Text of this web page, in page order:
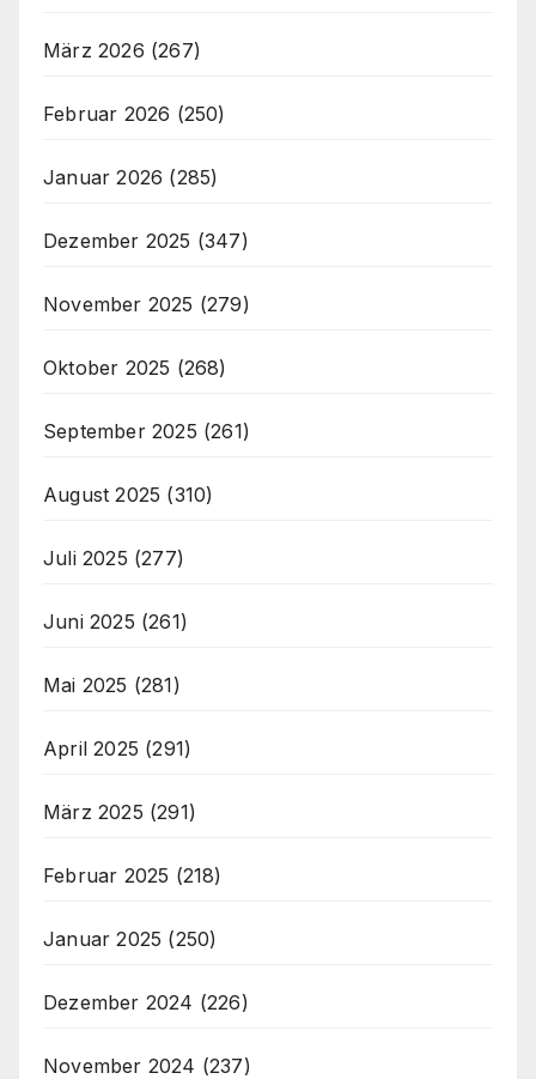
März 2026 (267)
Februar 2026 (250)
Januar 2026 (285)
Dezember 2025 (347)
November 2025 (279)
Oktober 2025 (268)
September 2025 (261)
August 2025 (310)
Juli 2025 (277)
Juni 2025 (261)
Mai 2025 (281)
April 2025 (291)
März 2025 (291)
Februar 2025 (218)
Januar 2025 (250)
Dezember 2024 (226)
November 2024 (237)